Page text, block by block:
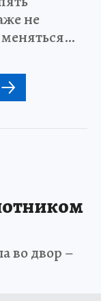
не
меняться…
во двор –